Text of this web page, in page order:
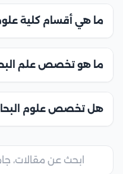
ما هي أقسام كلية علوم
ما هو تخصص علم
هل تخصص علوم